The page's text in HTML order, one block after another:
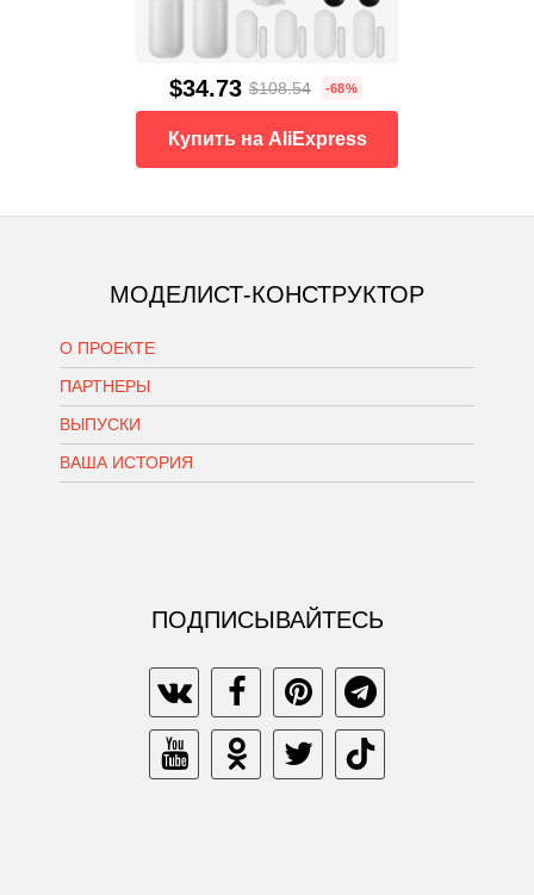
$34.73 $108.54 -68%
Купить на AliExpress
МОДЕЛИСТ-КОНСТРУКТОР
О ПРОЕКТЕ
ПАРТНЕРЫ
ВЫПУСКИ
ВАША ИСТОРИЯ
ПОДПИСЫВАЙТЕСЬ